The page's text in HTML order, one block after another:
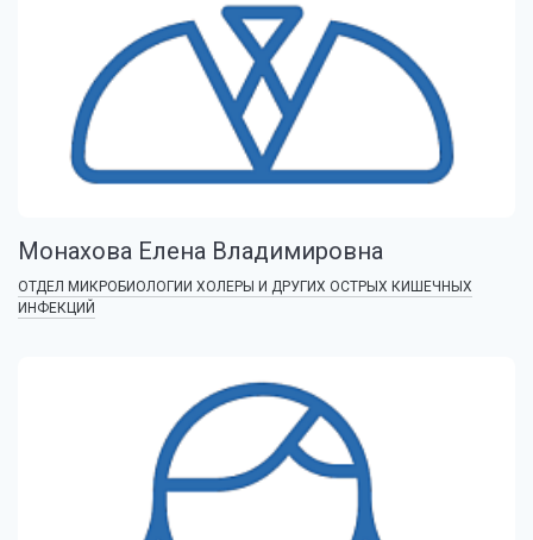
Монахова Елена Владимировна
ОТДЕЛ МИКРОБИОЛОГИИ ХОЛЕРЫ И ДРУГИХ ОСТРЫХ КИШЕЧНЫХ
ИНФЕКЦИЙ